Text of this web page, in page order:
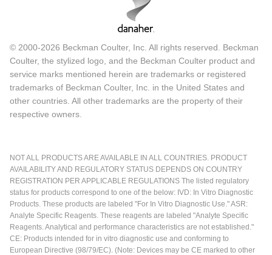
© 2000-2026 Beckman Coulter, Inc. All rights reserved. Beckman
Coulter, the stylized logo, and the Beckman Coulter product and
service marks mentioned herein are trademarks or registered
trademarks of Beckman Coulter, Inc. in the United States and
other countries. All other trademarks are the property of their
respective owners.
NOT ALL PRODUCTS ARE AVAILABLE IN ALL COUNTRIES. PRODUCT
AVAILABILITY AND REGULATORY STATUS DEPENDS ON COUNTRY
REGISTRATION PER APPLICABLE REGULATIONS The listed regulatory
status for products correspond to one of the below: IVD: In Vitro Diagnostic
Products. These products are labeled "For In Vitro Diagnostic Use." ASR:
Analyte Specific Reagents. These reagents are labeled "Analyte Specific
Reagents. Analytical and performance characteristics are not established."
CE: Products intended for in vitro diagnostic use and conforming to
European Directive (98/79/EC). (Note: Devices may be CE marked to other